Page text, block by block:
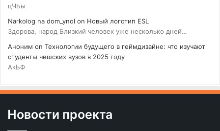
цЧЬы
Narkolog na dom_ynol on Новый логотип ESL
Здорова, народ Близкий человек уже несколько дней…
Аноним on Технологии будущего в геймдизайне: что изучают
студенты чешских вузов в 2025 году
АкЬФ
Новости проекта